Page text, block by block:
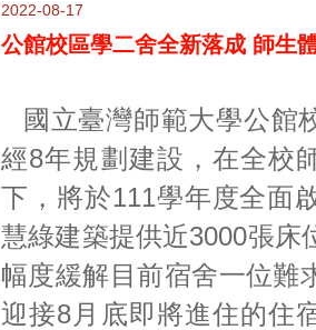
2022-08-17
公館校區學二舍全新落成 師生
國立臺灣師範大學公館
經8年規劃建設，在全校
下，將於111學年度全面
慧綠建築提供近3000張床
幅度緩解目前宿舍一位難
迎接8月底即將進住的住